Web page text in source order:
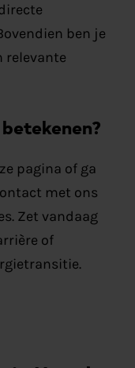
ben je
relevante
pagina of ga
met ons
Zet vandaag
of